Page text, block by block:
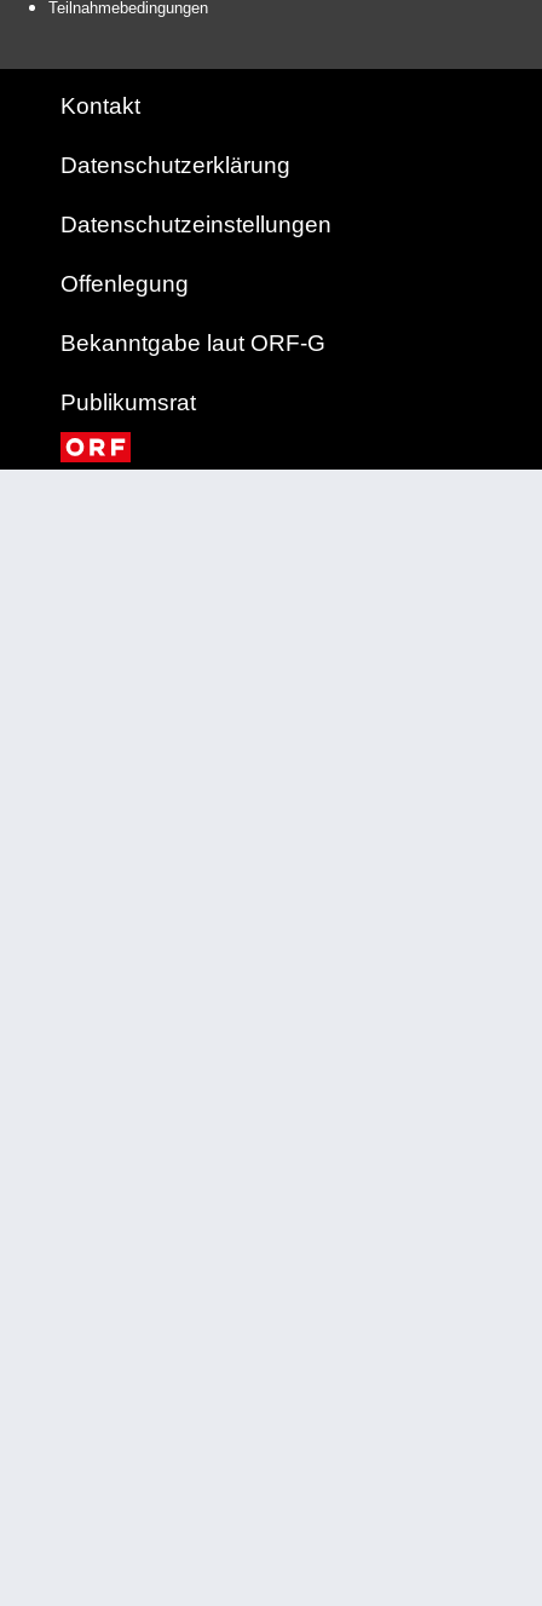
Teilnahmebedingungen
Kontakt
Datenschutzerklärung
Datenschutzeinstellungen
Offenlegung
Bekanntgabe laut ORF-G
Publikumsrat